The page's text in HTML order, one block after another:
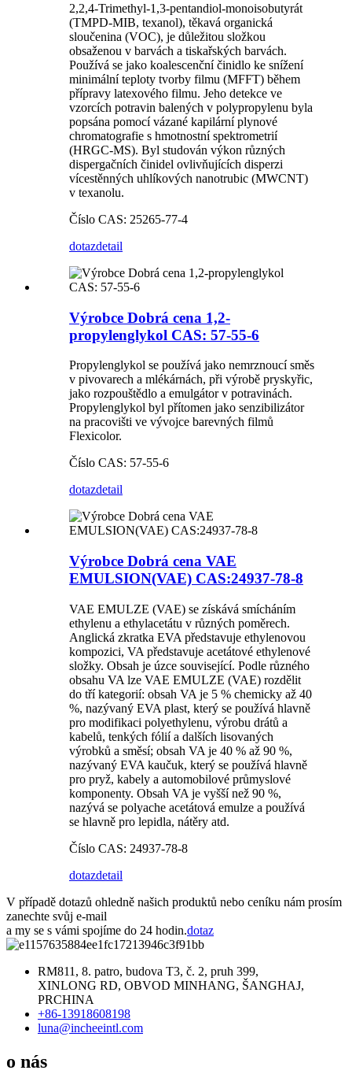
2,2,4-Trimethyl-1,3-pentandiol-monoisobutyrát
(TMPD-MIB, texanol), těkavá organická
sloučenina (VOC), je důležitou složkou
obsaženou v barvách a tiskařských barvách.
Používá se jako koalescenční činidlo ke snížení
minimální teploty tvorby filmu (MFFT) během
přípravy latexového filmu. Jeho detekce ve
vzorcích potravin balených v polypropylenu byla
popsána pomocí vázané kapilární plynové
chromatografie s hmotnostní spektrometrií
(HRGC-MS). Byl studován výkon různých
dispergačních činidel ovlivňujících disperzi
vícestěnných uhlíkových nanotrubic (MWCNT)
v texanolu.
Číslo CAS: 25265-77-4
dotazdetail
Výrobce Dobrá cena 1,2-
propylenglykol CAS: 57-55-6
Propylenglykol se používá jako nemrznoucí směs
v pivovarech a mlékárnách, při výrobě pryskyřic,
jako rozpouštědlo a emulgátor v potravinách.
Propylenglykol byl přítomen jako senzibilizátor
na pracovišti ve vývojce barevných filmů
Flexicolor.
Číslo CAS: 57-55-6
dotazdetail
Výrobce Dobrá cena VAE
EMULSION(VAE) CAS:24937-78-8
VAE EMULZE (VAE) se získává smícháním
ethylenu a ethylacetátu v různých poměrech.
Anglická zkratka EVA představuje ethylenovou
kompozici, VA představuje acetátové ethylenové
složky. Obsah je úzce související. Podle různého
obsahu VA lze VAE EMULZE (VAE) rozdělit
do tří kategorií: obsah VA je 5 % chemicky až 40
%, nazývaný EVA plast, který se používá hlavně
pro modifikaci polyethylenu, výrobu drátů a
kabelů, tenkých fólií a dalších lisovaných
výrobků a směsí; obsah VA je 40 % až 90 %,
nazývaný EVA kaučuk, který se používá hlavně
pro pryž, kabely a automobilové průmyslové
komponenty. Obsah VA je vyšší než 90 %,
nazývá se polyache acetátová emulze a používá
se hlavně pro lepidla, nátěry atd.
Číslo CAS: 24937-78-8
dotazdetail
V případě dotazů ohledně našich produktů nebo ceníku nám prosím
zanechte svůj e-mail
a my se s vámi spojíme do 24 hodin.dotaz
RM811, 8. patro, budova T3, č. 2, pruh 399,
XINLONG RD, OBVOD MINHANG, ŠANGHAJ,
PRCHINA
+86-13918608198
luna@incheeintl.com
o nás